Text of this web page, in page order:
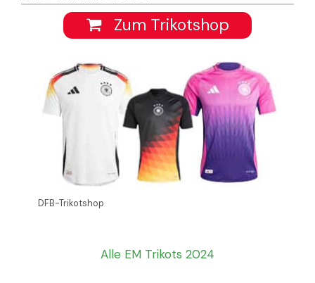
Zum Trikotshop
DFB-Trikotshop
Alle EM Trikots 2024